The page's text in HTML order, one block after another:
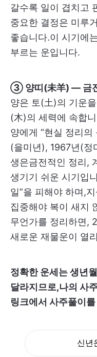
갈수록 일이 겹치고
중요한 결정은 미루
좋습니다.이 시기에는
부르는 운입니다.
③ 양띠(未羊) — 금
양은 토(土)의 기운
(木)의 세력에 속합
양에게 “현실 정리의
(을미년), 1967년(정
생은금전적인 정리,
생기기 쉬운 시기입
일”을 피해야 하며,
집중해야 복이 새지
무언가를 정리하면,
새로운 재물운이 열
정확한 운세는 생년
달라지므로,나의 사
링크에서 사주풀이
신년